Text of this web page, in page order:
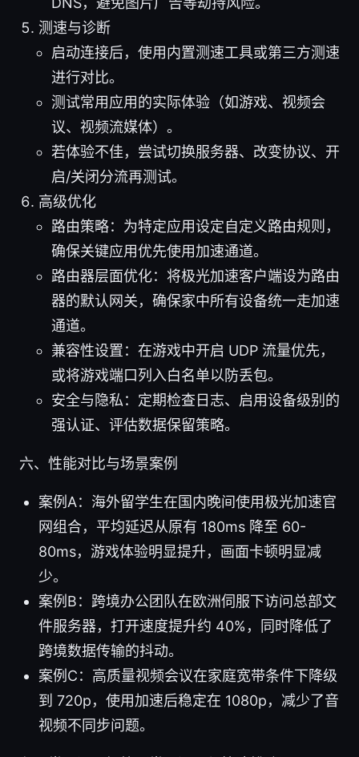
测速与诊断
启动连接后，使用内置测速工具或第三方测速
进行对比。
测试常用应用的实际体验（如游戏、视频会
议、视频流媒体）。
若体验不佳，尝试切换服务器、改变协议、开
启/关闭分流再测试。
高级优化
路由策略：为特定应用设定自定义路由规则，
确保关键应用优先使用加速通道。
路由器层面优化：将极光加速客户端设为路由
器的默认网关，确保家中所有设备统一走加速
通道。
兼容性设置：在游戏中开启 UDP 流量优先，
或将游戏端口列入白名单以防丢包。
安全与隐私：定期检查日志、启用设备级别的
强认证、评估数据保留策略。
六、性能对比与场景案例
案例A：海外留学生在国内晚间使用极光加速官
网组合，平均延迟从原有 180ms 降至 60-
80ms，游戏体验明显提升，画面卡顿明显减
少。
案例B：跨境办公团队在欧洲伺服下访问总部文
件服务器，打开速度提升约 40%，同时降低了
跨境数据传输的抖动。
案例C：高质量视频会议在家庭宽带条件下降级
到 720p，使用加速后稳定在 1080p，减少了音
视频不同步问题。